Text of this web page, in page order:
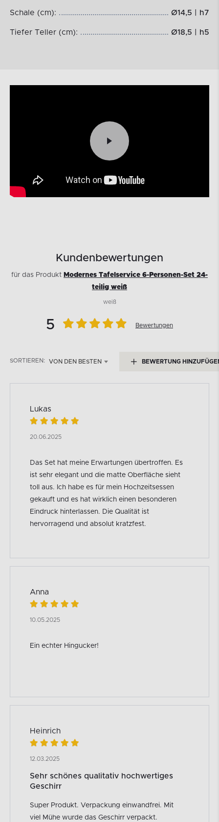
Schale (cm): Ø14,5 | h7
Tiefer Teller (cm): Ø18,5 | h5
Kundenbewertungen
für das Produkt Modernes Tafelservice 6-Personen-Set 24-
teilig weiß
weiß
5 Bewertungen
SORTIEREN: VON DEN BESTEN BEWERTUNG
Lukas
20.06.2025
Das Set hat meine Erwartungen übertroffen. Es
ist sehr elegant und die matte Oberfläche sieht
toll aus. Ich habe es für mein Hochzeitsessen
gekauft und es hat wirklich einen besonderen
Eindruck hinterlassen. Die Qualität ist
hervorragend und absolut kratzfest.
Anna
10.05.2025
Ein echter Hingucker!
Heinrich
12.03.2025
Sehr schönes qualitativ hochwertiges
Geschirr
Super Produkt. Verpackung einwandfrei. Mit
viel Mühe wurde das Geschirr verpackt.